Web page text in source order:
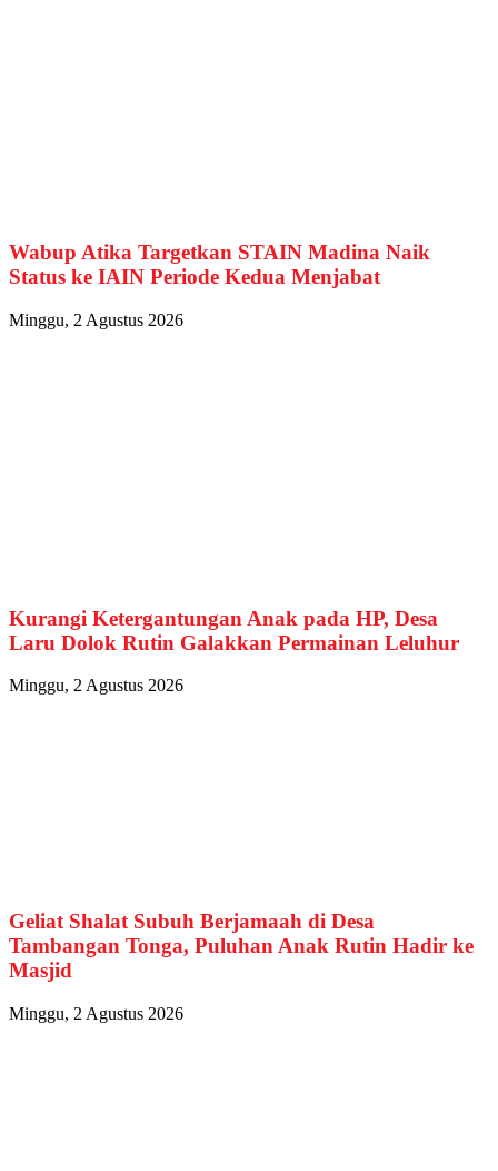
Wabup Atika Targetkan STAIN Madina Naik
Status ke IAIN Periode Kedua Menjabat
Minggu, 2 Agustus 2026
Kurangi Ketergantungan Anak pada HP, Desa
Laru Dolok Rutin Galakkan Permainan Leluhur
Minggu, 2 Agustus 2026
Geliat Shalat Subuh Berjamaah di Desa
Tambangan Tonga, Puluhan Anak Rutin Hadir ke
Masjid
Minggu, 2 Agustus 2026